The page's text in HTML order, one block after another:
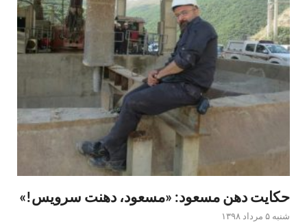
حکایت دهن مسعود: «مسعود، دهنت سرویس!»
شنبه ۵ مرداد ۱۳۹۸